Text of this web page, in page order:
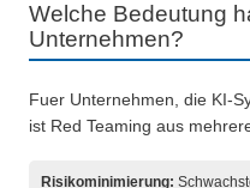
Welche Bedeutung
Unternehmen?
Fuer Unternehmen, die KI-
ist Red Teaming aus
Risikominimierung: